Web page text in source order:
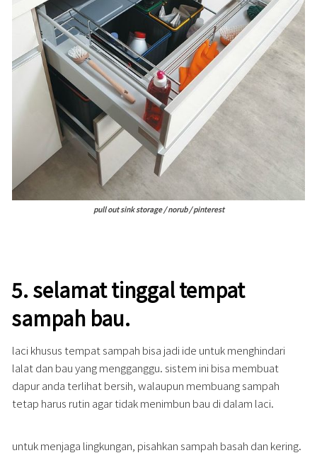
pull out sink storage / norub / pinterest
5.selamat tinggal tempat
sampah bau.
laci khusus tempat sampah bisa jadi ide untuk menghindari
lalat dan bau yang mengganggu. sistem ini bisa membuat
dapur anda terlihat bersih, walaupun membuang sampah
tetap harus rutin agar tidak menimbun bau di dalam laci.
untuk menjaga lingkungan, pisahkan sampah basah dan kering.